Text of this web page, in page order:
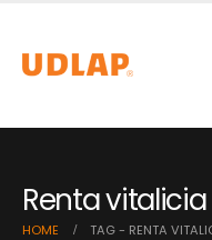
Renta vitalicia
HOME TAG - RENTA